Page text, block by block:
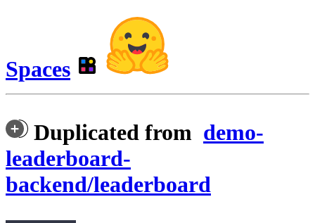
Spaces
Duplicated from demo-
leaderboard-
backend/leaderboard